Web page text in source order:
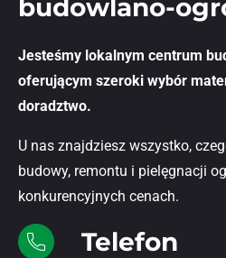
budowlano-
Jesteśmy lokalnym centrum
oferującym szeroki wybór
doradztwo.
U nas znajdziesz wszystko,
budowy, remontu i pielęgnacji
konkurencyjnych cenach.
Telefon